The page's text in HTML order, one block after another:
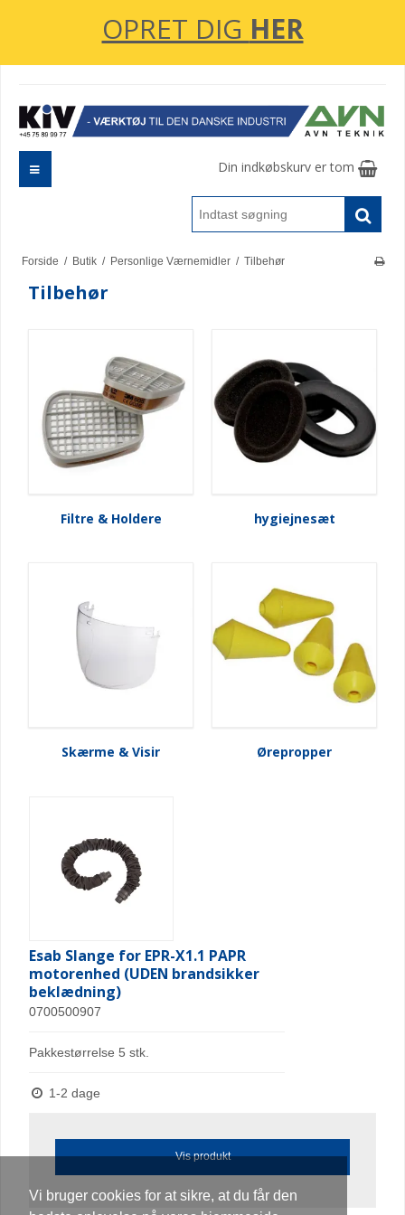
Vi bruger cookies for at sikre, at du får den
OPRET DIG HER
Din indkøbskurv er tom
Forside / Butik / Personlige Værnemidler / Tilbehør
Tilbehør
Filtre & Holdere hygiejnesæt
Skærme & Visir Ørepropper
Esab Slange for EPR-X1.1 PAPR
motorenhed (UDEN brandsikker
beklædning)
0700500907
Pakkestørrelse 5 stk.
1-2 dage
Vis produkt